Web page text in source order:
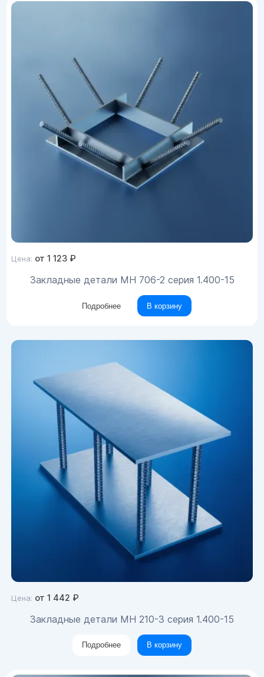
Цена: от1 123 ₽
Закладные детали МН 706-2 серия 1.400-15
Подробнее В корзину
Цена: от1 442 ₽
Закладные детали МН 210-3 серия 1.400-15
Подробнее В корзину